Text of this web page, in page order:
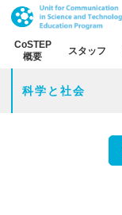
CoSTEP
概要
スタッフ
科学と社会